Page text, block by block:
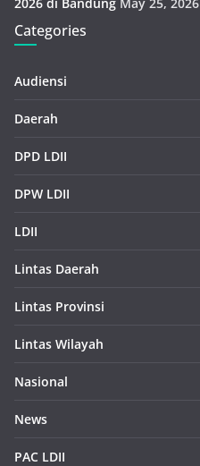
Categories
Audiensi
Daerah
DPD LDII
DPW LDII
LDII
Lintas Daerah
Lintas Provinsi
Lintas Wilayah
Nasional
News
PAC LDII